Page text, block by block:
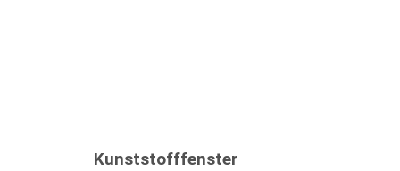
Kunststofffenster